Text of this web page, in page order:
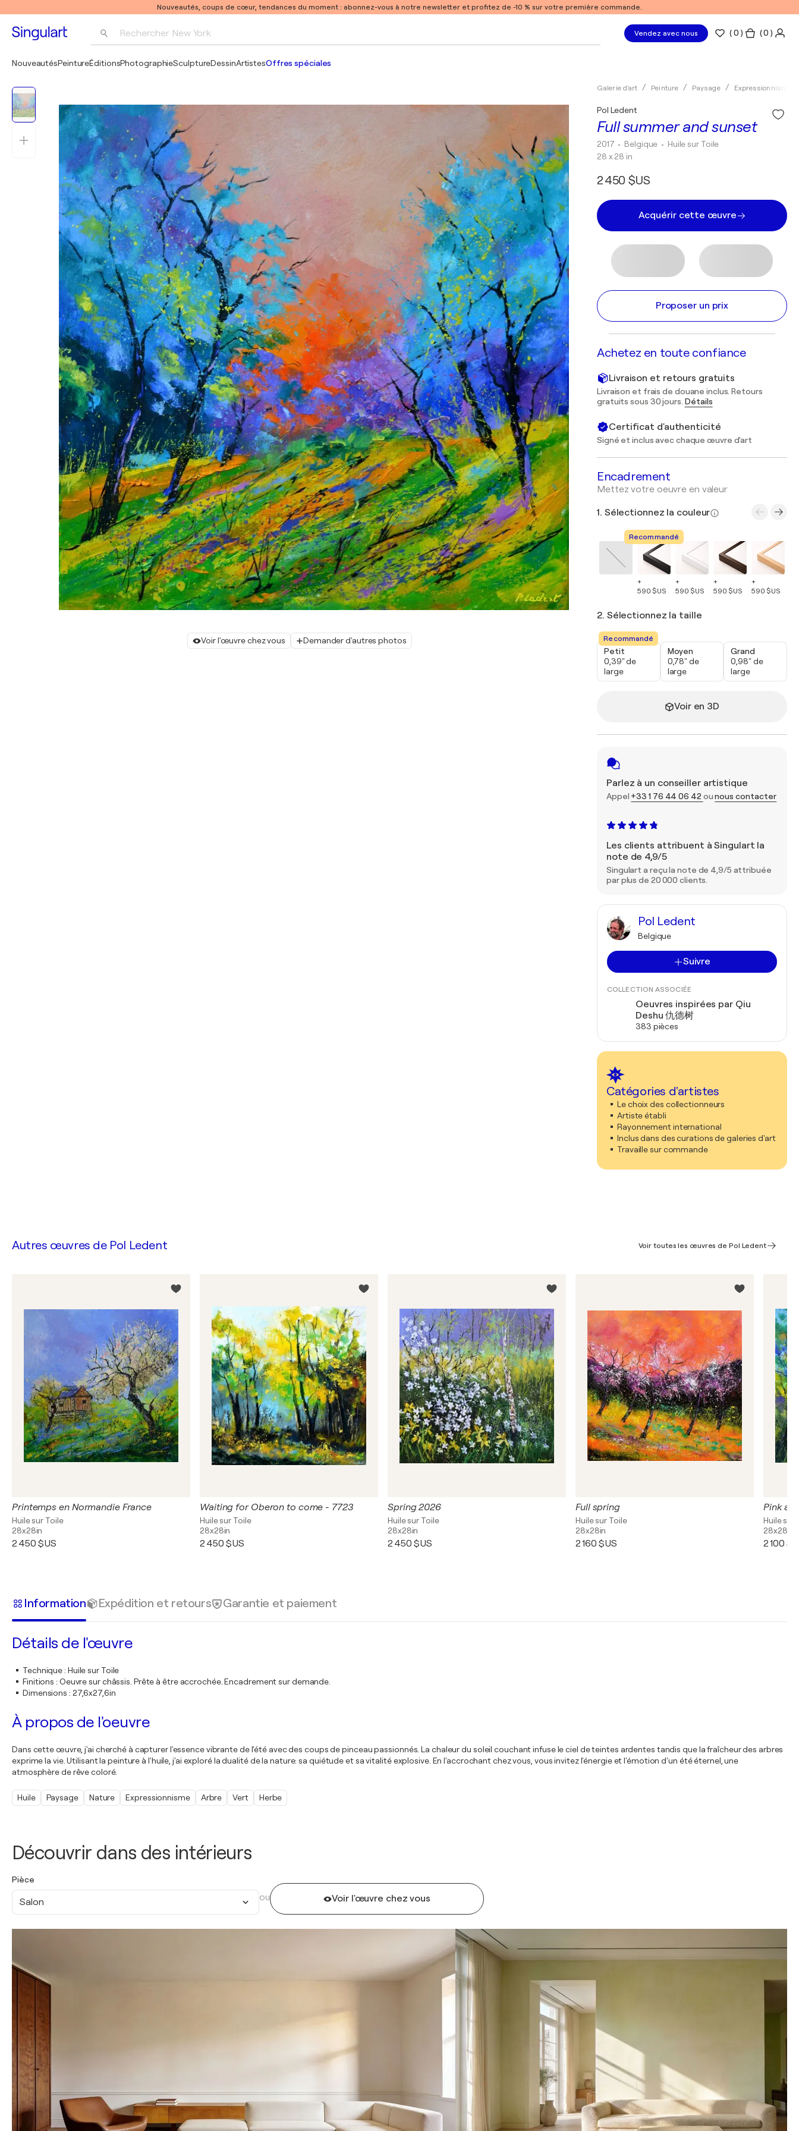
Nouveautés, coups de cœur, tendances du moment : abonnez-vous à notre newsletter et profitez de -10 % sur votre première commande.
Rechercher New York
Pablo Picasso
Vendez avec nous (0 ) ( 0 )
NouveautésPeintureÉditionsPhotographieSculptureDessinArtistesOffres spéciales
Voir l'œuvre chez vous Demander d'autres photos
Galerie d'art Peinture Paysage Expressionnisme
Full summer and sunset
Pol Ledent
2017 • Belgique • Huile sur Toile
28 x 28 in
2 450 $US
Acquérir cette œuvre
Proposer un prix
Achetez en toute confiance
Livraison et retours gratuits
Livraison et frais de douane inclus. Retours
gratuits sous 30 jours. Détails
Certificat d'authenticité
Signé et inclus avec chaque œuvre d'art
Encadrement
Mettez votre oeuvre en valeur
1. Sélectionnez la couleur
Recommandé
+
590 $US
+
590 $US
+
590 $US
+
590 $US
2. Sélectionnez la taille
Recommandé
Petit
0,39" de
large
Moyen
0,78" de
large
Grand
0,98" de
large
Voir en 3D
Parlez à un conseiller artistique
Appel +33 1 76 44 06 42 ounous contacter
Les clients attribuent à Singulart la
note de 4,9/5
Singulart a reçu la note de 4,9/5 attribuée
par plus de 20 000 clients.
Pol Ledent
Belgique
Suivre
COLLECTION ASSOCIÉE
Oeuvres inspirées par Qiu
Deshu 仇德树
383 pièces
Catégories d'artistes
Le choix des collectionneurs
Artiste établi
Rayonnement international
Inclus dans des curations de galeries d'art
Travaille sur commande
Découvrir dans des intérieurs
Pièce
Salon OU Voir l'œuvre chez vous
Autres œuvres de Pol Ledent Voir toutes les œuvres de Pol Ledent
Printemps en Normandie France
Huile sur Toile
28x28in
2 450 $US
Waiting for Oberon to come - 7723
Huile sur Toile
28x28in
2 450 $US
Spring 2026
Huile sur Toile
28x28in
2 450 $US
Full spring
Huile sur Toile
28x28in
2 160 $US
Pink
Huile sur
28x28in
2 100
Information Expédition et retours Garantie et paiement
Détails de l'œuvre
Technique: Huile sur Toile
Finitions : Oeuvre sur châssis. Prête à être accrochée. Encadrement sur demande.
Dimensions : 27,6x27,6in
À propos de l'oeuvre
Dans cette œuvre, j'ai cherché à capturer l'essence vibrante de l'été avec des coups de pinceau passionnés. La chaleur du soleil couchant infuse le ciel de teintes ardentes tandis que la fraîcheur des arbres
exprime la vie. Utilisant la peinture à l'huile, j'ai exploré la dualité de la nature: sa quiétude et sa vitalité explosive. En l'accrochant chez vous, vous invitez l'énergie et l'émotion d'un été éternel, une
atmosphère de rêve coloré.
Huile Paysage Nature Expressionnisme Arbre Vert Herbe